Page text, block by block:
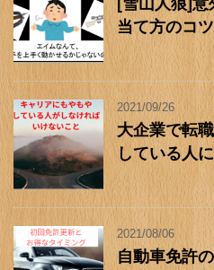
[雪山人狼]
当て方のコ
2021/09/26
大企業で転
している人
2021/08/06
自動車免許